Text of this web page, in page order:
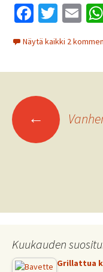
Fa
ce
b
o
o
T
wi
tt
er
E
ai
l
Näytä kaikki 2
selaus
←
Kuukauden
Grillattua